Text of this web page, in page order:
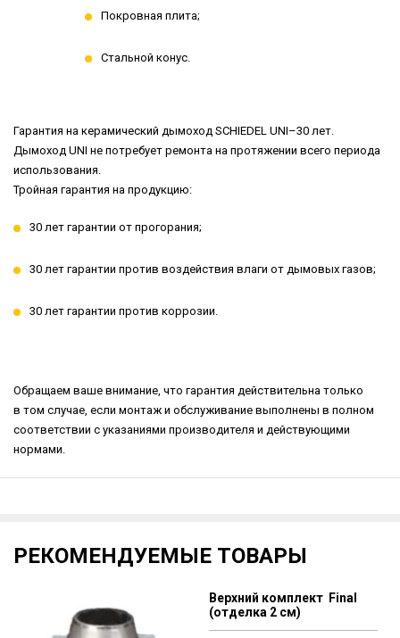
Покровная плита;
Стальной конус.
Гарантия на керамический дымоход SCHIEDEL UNI–30 лет.
Дымоход UNI не потребует ремонта на протяжении всего периода
использования.
Тройная гарантия на продукцию:
30 лет гарантии от прогорания;
30 лет гарантии против воздействия влаги от дымовых газов;
30 лет гарантии против коррозии.
Обращаем ваше внимание, что гарантия действительна только
в том случае, если монтаж и обслуживание выполнены в полном
соответствии с указаниями производителя и действующими
нормами.
РЕКОМЕНДУЕМЫЕ ТОВАРЫ
Верхний комплект Final
(отделка 2 см)